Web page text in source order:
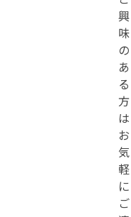
興
味
の
あ
る
方
は
お
気
軽
に
ご